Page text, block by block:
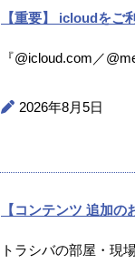
【重要】 icloudをご
『@icloud.com／
2026年8月5日
【コンテンツ 追加
トラシバの部屋・現